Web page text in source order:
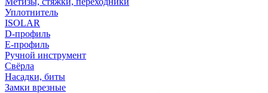
Уплотнитель
ISOLAR
D-профиль
Е-профиль
Ручной инструмент
Свёрла
Насадки, биты
Замки врезные